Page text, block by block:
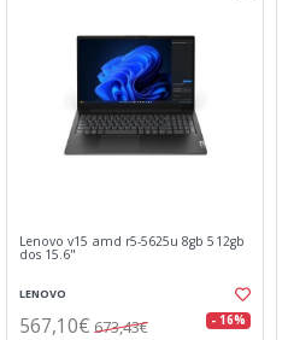
Lenovo v15 amd r5-5625u 8gb 512gb
dos 15.6"
LENOVO
567,10€ 673,43€ - 16%